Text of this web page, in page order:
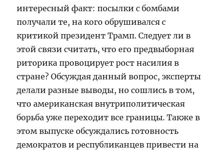
интересный факт: посылки с бомбами
получали те, на кого обрушивался с
критикой президент Трамп. Следует ли в
этой связи считать, что его предвыборная
риторика провоцирует рост насилия в
стране? Обсуждая данный вопрос, эксперты
делали разные выводы, но сошлись в том,
что американская внутриполитическая
борьба уже переходит все границы. Также в
этом выпуске обсуждались готовность
демократов и республиканцев привести на